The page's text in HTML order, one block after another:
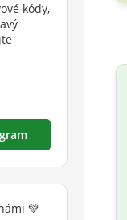
kódy,
💚